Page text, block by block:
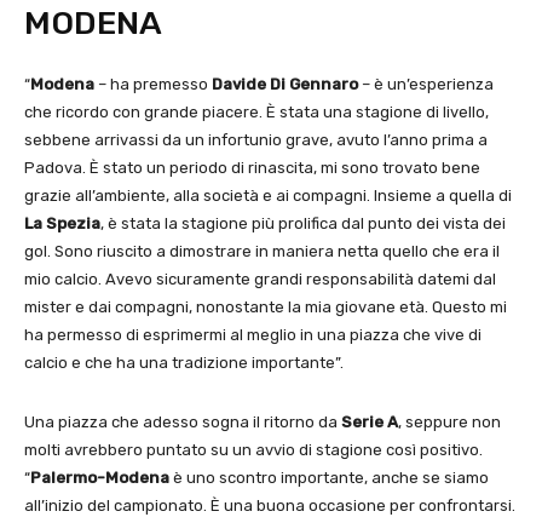
MODENA
“Modena – ha premesso Davide Di Gennaro – è un’esperienza
che ricordo con grande piacere. È stata una stagione di livello,
sebbene arrivassi da un infortunio grave, avuto l’anno prima a
Padova. È stato un periodo di rinascita, mi sono trovato bene
grazie all’ambiente, alla società e ai compagni. Insieme a quella di
La Spezia, è stata la stagione più prolifica dal punto dei vista dei
gol. Sono riuscito a dimostrare in maniera netta quello che era il
mio calcio. Avevo sicuramente grandi responsabilità datemi dal
mister e dai compagni, nonostante la mia giovane età. Questo mi
ha permesso di esprimermi al meglio in una piazza che vive di
calcio e che ha una tradizione importante”.
Una piazza che adesso sogna il ritorno da Serie A, seppure non
molti avrebbero puntato su un avvio di stagione così positivo.
“Palermo-Modena è uno scontro importante, anche se siamo
all’inizio del campionato. È una buona occasione per confrontarsi.